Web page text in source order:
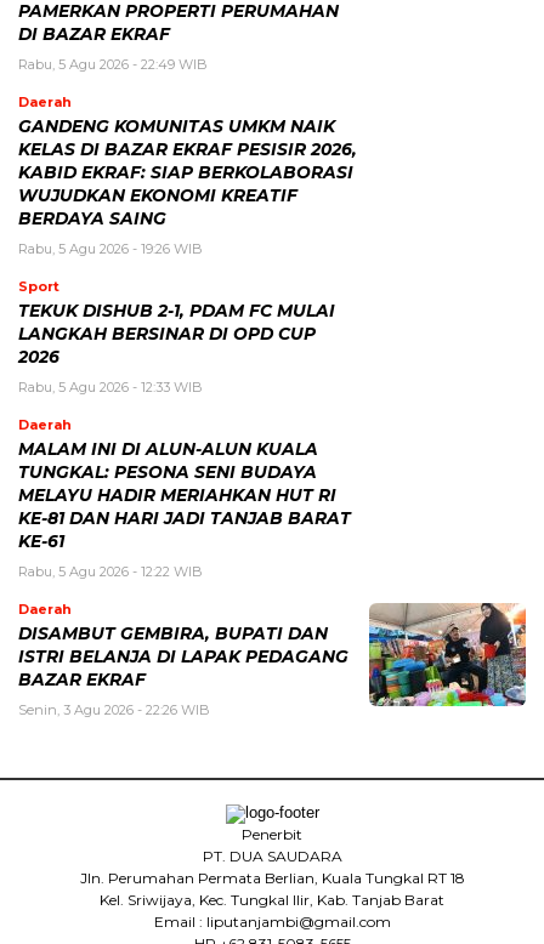
PAMERKAN PROPERTI PERUMAHAN
DI BAZAR EKRAF
Rabu, 5 Agu 2026 - 22:49 WIB
Daerah
GANDENG KOMUNITAS UMKM NAIK
KELAS DI BAZAR EKRAF PESISIR 2026,
KABID EKRAF: SIAP BERKOLABORASI
WUJUDKAN EKONOMI KREATIF
BERDAYA SAING
Rabu, 5 Agu 2026 - 19:26 WIB
Sport
TEKUK DISHUB 2-1, PDAM FC MULAI
LANGKAH BERSINAR DI OPD CUP
2026
Rabu, 5 Agu 2026 - 12:33 WIB
Daerah
MALAM INI DI ALUN-ALUN KUALA
TUNGKAL: PESONA SENI BUDAYA
MELAYU HADIR MERIAHKAN HUT RI
KE-81 DAN HARI JADI TANJAB BARAT
KE-61
Rabu, 5 Agu 2026 - 12:22 WIB
Daerah
DISAMBUT GEMBIRA, BUPATI DAN
ISTRI BELANJA DI LAPAK PEDAGANG
BAZAR EKRAF
Senin, 3 Agu 2026 - 22:26 WIB
Penerbit
PT. DUA SAUDARA
Jln. Perumahan Permata Berlian, Kuala Tungkal RT 18
Kel. Sriwijaya, Kec. Tungkal Ilir, Kab. Tanjab Barat
Email : liputanjambi@gmail.com